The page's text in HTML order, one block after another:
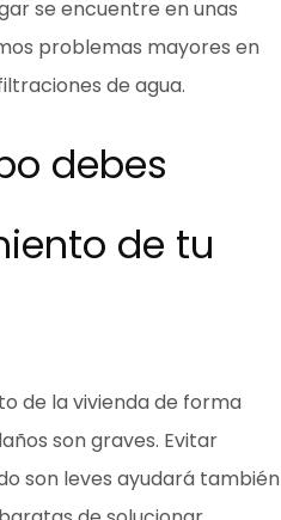
se encuentre en unas
problemas mayores en
de agua.
debes
de tu
de la vivienda de forma
son graves. Evitar
son leves ayudará también